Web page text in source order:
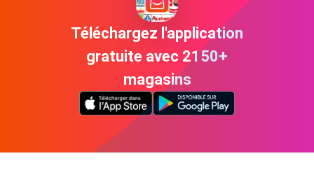
Téléchargez l'application
gratuite avec 2150+
magasins